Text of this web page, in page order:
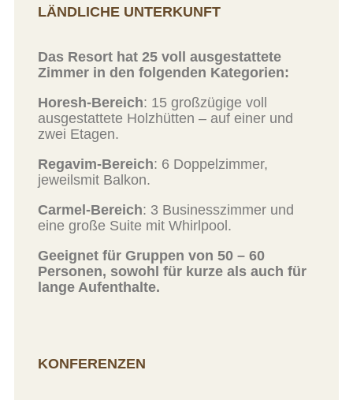
LÄNDLICHE UNTERKUNFT
Das Resort hat 25 voll ausgestattete
Zimmer in den folgenden Kategorien:
Horesh-Bereich: 15 großzügige voll
ausgestattete Holzhütten – auf einer und
zwei Etagen.
Regavim-Bereich: 6 Doppelzimmer,
jeweilsmit Balkon.
Carmel-Bereich: 3 Businesszimmer und
eine große Suite mit Whirlpool.
Geeignet für Gruppen von 50 – 60
Personen, sowohl für kurze als auch für
lange Aufenthalte.
KONFERENZEN